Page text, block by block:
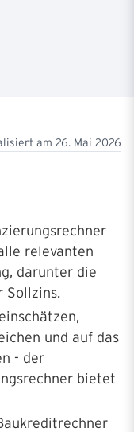
am 26. Mai 2026
relevanten
darunter die
Sollzins.
und auf das
- der
bietet